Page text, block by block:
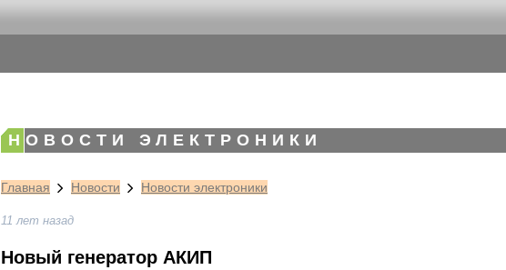
НОВОСТИ ЭЛЕКТРОНИКИ
Главная Новости Новости электроники
11 лет назад
Новый генератор АКИП